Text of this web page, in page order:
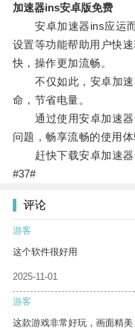
加速器ins安卓版免费
安卓加速器ins应运而
设置等功能帮助用户快
快，操作更加流畅。
不仅如此，安卓加速
命，节省电量。
通过使用安卓加速器
问题，畅享流畅的使用体
赶快下载安卓加速器
#37#
评论
游客
这个软件很好用
2025-11-01
游客
这款游戏非常好玩，画面精美